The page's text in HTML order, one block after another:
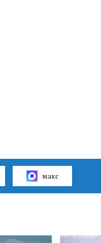
макс